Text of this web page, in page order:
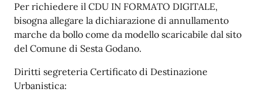
Per richiedere il CDU IN FORMATO DIGITALE,
bisogna allegare la dichiarazione di annullamento
marche da bollo come da modello scaricabile dal sito
del Comune di Sesta Godano.
Diritti segreteria Certificato di Destinazione
Urbanistica: